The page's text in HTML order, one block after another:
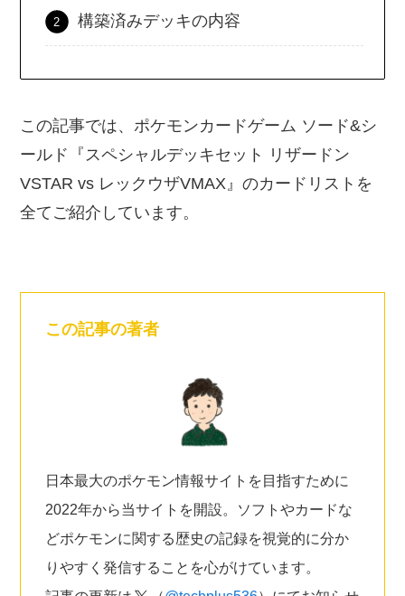
構築済みデッキの内容
この記事では、ポケモンカードゲーム ソード&シ
ールド『スペシャルデッキセット リザードン
VSTAR vs レックウザVMAX』のカードリストを
全てご紹介しています。
この記事の著者
日本最大のポケモン情報サイトを目指すために
2022年から当サイトを開設。ソフトやカードな
どポケモンに関する歴史の記録を視覚的に分か
りやすく発信することを心がけています。